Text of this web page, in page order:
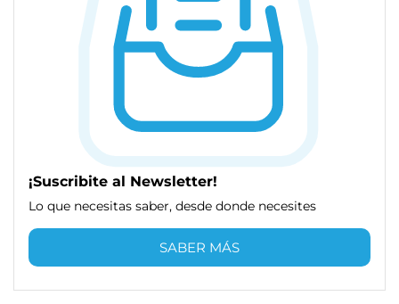
¡Suscribite al Newsletter!
Lo que necesitas saber, desde donde necesites
SABER MÁS